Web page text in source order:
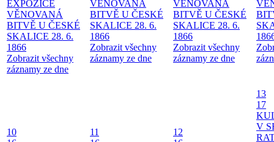
EXPOZICE
VĚNOVANÁ
BITVĚ U ČESKÉ
SKALICE 28. 6.
1866
Zobrazit všechny
záznamy ze dne
VĚNOVANÁ
BITVĚ U ČESKÉ
SKALICE 28. 6.
1866
Zobrazit všechny
záznamy ze dne
VĚNOVANÁ
BITVĚ U ČESKÉ
SKALICE 28. 6.
1866
Zobrazit všechny
záznamy ze dne
10
11
12
13
17
V